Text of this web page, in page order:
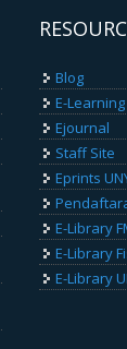
Blog
E-Learning
Ejournal
Staff Site
Eprints
E-Library
E-Library
E-Library